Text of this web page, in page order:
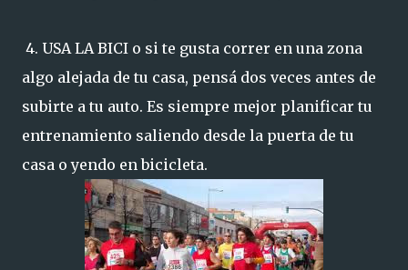
4. USA LA BICI o si te gusta correr en una zona
algo alejada de tu casa, pensá dos veces antes de
subirte a tu auto. Es siempre mejor planificar tu
entrenamiento saliendo desde la puerta de tu
casa o yendo en bicicleta.